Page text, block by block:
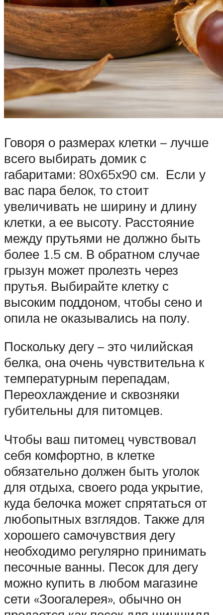
Говоря о размерах клетки – лучше
всего выбирать домик с
габаритами: 80х65х90 см. Если у
вас пара белок, то стоит
увеличивать не ширину и длину
клетки, а ее высоту. Расстояние
между прутьями не должно быть
более 1.5 см. В обратном случае
грызун может пролезть через
прутья. Выбирайте клетку с
высоким поддоном, чтобы сено и
опила не оказывались на полу.
Поскольку дегу – это чилийская
белка, она очень чувствительна к
температурным перепадам,
Переохлаждение и сквозняки
губительны для питомцев.
Чтобы ваш питомец чувствовал
себя комфортно, в клетке
обязательно должен быть уголок
для отдыха, своего рода укрытие,
куда белочка может спрятаться от
любопытных взглядов. Также для
хорошего самочувствия дегу
необходимо регулярно принимать
песочные ванны. Песок для дегу
можно купить в любом магазине
сети «Зоогалерея», обычно он